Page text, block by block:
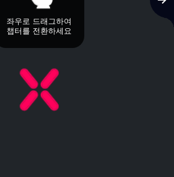
좌우로 드래그하여
챕터를 전환하세요